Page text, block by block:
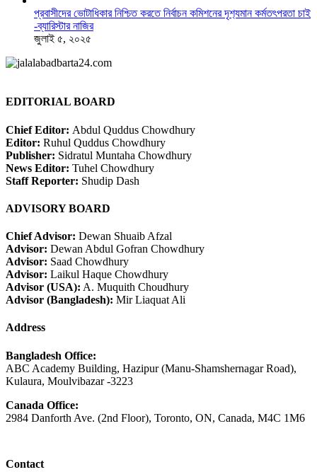
প্রবাসীদের ভোটাধিকার নিশ্চিত করতে নির্বাচন কমিশনের দৃশ‍্যমান কর্মতৎপরতা চাই
-ব্যারিস্টার নাজির
জুলাই ৫, ২০২৫
EDITORIAL BOARD
Chief Editor: Abdul Quddus Chowdhury
Editor: Ruhul Quddus Chowdhury
Publisher: Sidratul Muntaha Chowdhury
News Editor: Tuhel Chowdhury
Staff Reporter: Shudip Dash
ADVISORY BOARD
Chief Advisor: Dewan Shuaib Afzal
Advisor: Dewan Abdul Gofran Chowdhury
Advisor: Saad Chowdhury
Advisor: Laikul Haque Chowdhury
Advisor (USA): A. Muquith Choudhury
Advisor (Bangladesh): Mir Liaquat Ali
Address
Bangladesh Office:
ABC Academy Building, Hazipur (Manu-Shamshernagar Road),
Kulaura, Moulvibazar -3223
Canada Office:
2984 Danforth Ave. (2nd Floor), Toronto, ON, Canada, M4C 1M6
Contact